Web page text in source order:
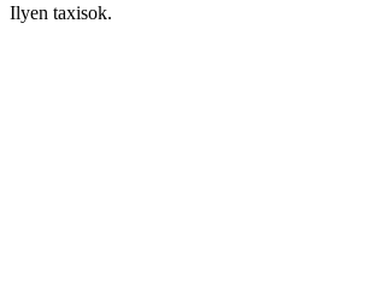
Ilyen taxisok.